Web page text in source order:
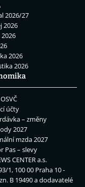
2026/27
2026
2026
2026
účty
– změny
2027
mzda 2027
Pas – slevy
CENTER a.s.
1, 100 00 Praha 10 -
B 19490 a dodavatelé